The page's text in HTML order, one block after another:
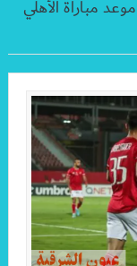
مباراة الأهلي